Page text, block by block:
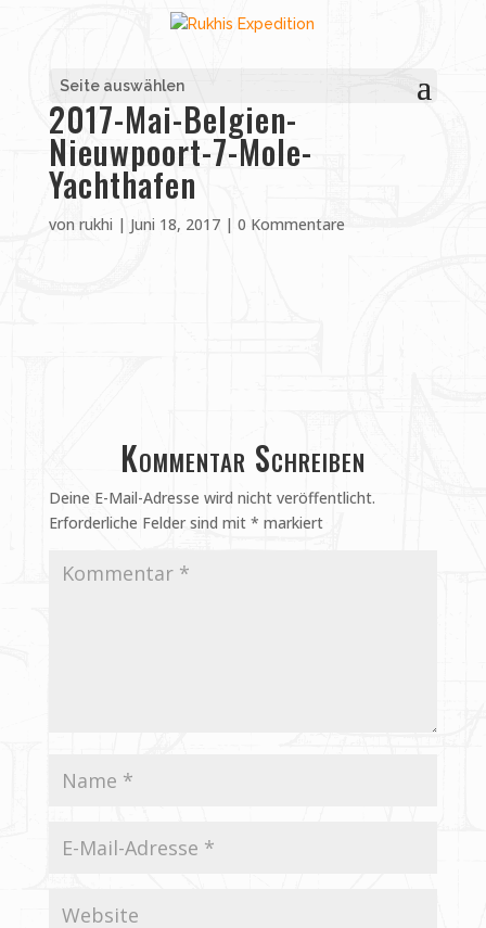
Seite auswählen
2017-Mai-Belgien-
Nieuwpoort-7-Mole-
Yachthafen
von rukhi | Juni 18, 2017| 0 Kommentare
Kommentar Schreiben
Deine E-Mail-Adresse wird nicht veröffentlicht.
Erforderliche Felder sind mit * markiert